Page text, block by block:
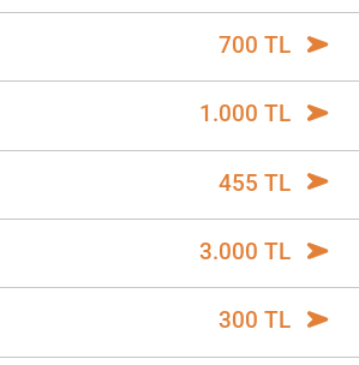
700 TL
1.000 TL
455 TL
3.000 TL
300 TL